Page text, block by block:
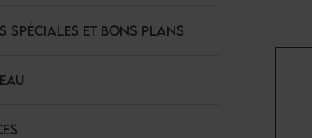
SPÉCIALES ET BONS PLANS